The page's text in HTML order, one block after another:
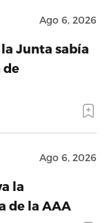
Ago 6, 2026
Junta sabía
de
Ago 6, 2026
la
de la AAA